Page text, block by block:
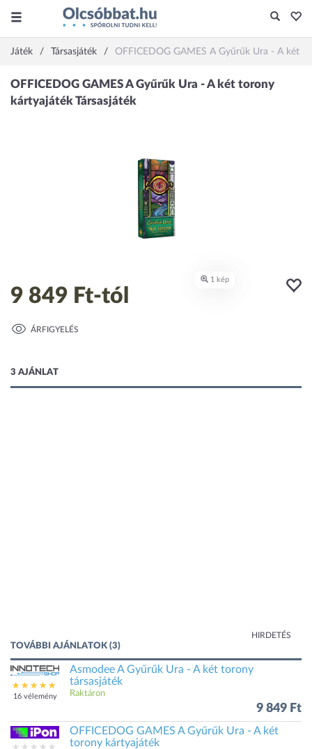
Játék Társasjáték OFFICEDOG GAMES A Gyűrűk Ura - A két
9 849 Ft-tól
ÁRFIGYELÉS
3 AJÁNLAT
HIRDETÉS
TOVÁBBI AJÁNLATOK (3)
16 vélemény
Asmodee A Gyűrűk Ura - A két torony
társasjáték
Raktáron
9 849 Ft
OFFICEDOG GAMES A Gyűrűk Ura - A két
torony kártyajáték